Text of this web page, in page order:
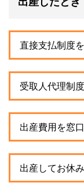
直接支払制度
受取人代理制
出産費用を窓
出産してお休